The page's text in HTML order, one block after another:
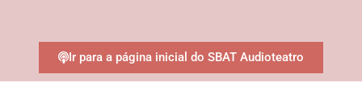
Ir para a página inicial do SBAT Audioteatro